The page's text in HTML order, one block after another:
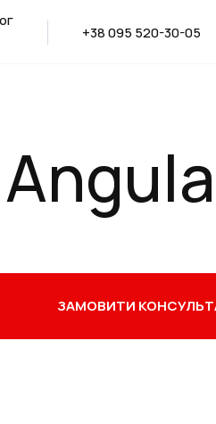
+38 095 520-30-05
ЗАМОВИТИ